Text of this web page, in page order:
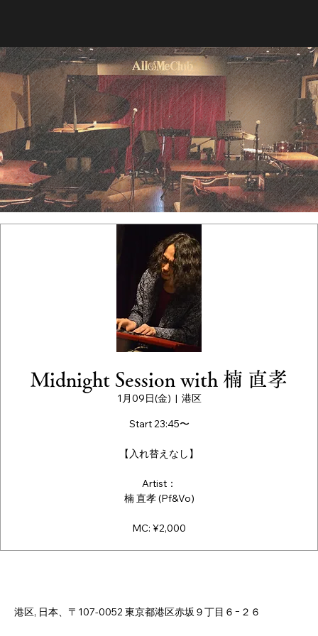
Midnight Session with 楠 直孝
1月09日(金)
  |
港区
Start 23:45〜
【入れ替えなし】
Artist：
楠 直孝 (Pf&Vo)
MC: ¥2,000
港区, 日本、〒107-0052 東京都港区赤坂９丁目６−２６